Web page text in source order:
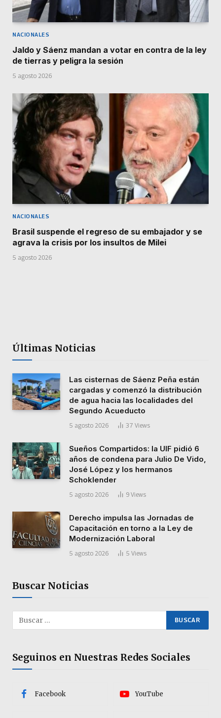
NACIONALES
Jaldo y Sáenz mandan a votar en contra de la ley
de tierras y peligra la sesión
5 agosto 2026
NACIONALES
Brasil suspende el regreso de su embajador y se
agrava la crisis por los insultos de Milei
5 agosto 2026
Últimas Noticias
Las cisternas de Sáenz Peña están
cargadas y comenzó la distribución
de agua hacia las localidades del
Segundo Acueducto
5 agosto 2026 37 Views
Sueños Compartidos: la UIF pidió 6
años de condena para Julio De Vido,
José López y los hermanos
Schoklender
5 agosto 2026 9 Views
Derecho impulsa las Jornadas de
Capacitación en torno a la Ley de
Modernización Laboral
5 agosto 2026 5 Views
Buscar Noticias
Seguinos en Nuestras Redes Sociales
Facebook YouTube